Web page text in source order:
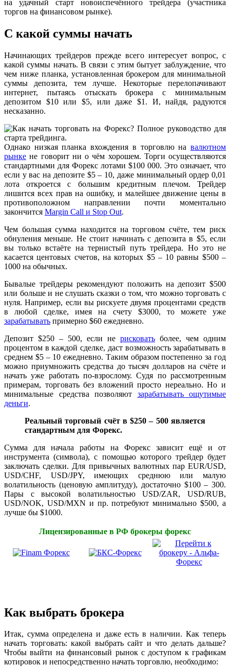
на удачный старт новоиспечённого трейдера (участника
торгов на финансовом рынке).
С какой суммы начать
Начинающих трейдеров прежде всего интересует вопрос, с
какой суммы начать. В связи с этим бытует заблуждение, что
чем ниже планка, установленная брокером для минимальной
суммы депозита, тем лучше. Некоторые перелопачивают
интернет, пытаясь отыскать брокера с минимальным
депозитом $10 или $5, или даже $1. И, найдя, радуются
несказанно.
Однако низкая планка вхождения в торговлю на валютном
рынке не говорит ни о чём хорошем. Торги осуществляются
стандартными для Форекс лотами $100 000. Это означает, что
если у вас на депозите $5 – 10, даже минимальный ордер 0,01
лота откроется с большим кредитным плечом. Трейдер
лишится всех прав на ошибку, и малейшее движение цены в
противоположном направлении почти моментально
закончится Margin Call и Stop Out.
Чем большая сумма находится на торговом счёте, тем риск
обнуления меньше. Не стоит начинать с депозита в $5, если
вы только встаёте на тернистый путь трейдера. Но это не
касается центовых счетов, на которых $5 – 10 равны $500 –
1000 на обычных.
Бывалые трейдеры рекомендуют положить на депозит $500
или больше и не слушать сказки о том, что можно торговать с
нуля. Например, если вы рискуете двумя процентами средств
в любой сделке, имея на счету $3000, то можете уже
зарабатывать примерно $60 ежедневно.
Депозит $250 – 500, если не рисковать более, чем одним
процентом в каждой сделке, даст возможность зарабатывать в
среднем $5 – 10 ежедневно. Таким образом постепенно за год
можно приумножить средства до тысяч долларов на счёте и
начать уже работать по-взрослому. Судя по рассмотренным
примерам, торговать без вложений просто нереально. Но и
минимальные средства позволяют зарабатывать ощутимые
деньги.
Реальный торговый счёт в $250 – 500 является
стандартным для Форекс.
Сумма для начала работы на Форекс зависит ещё и от
инструмента (символа), с помощью которого трейдер будет
заключать сделки. Для привычных валютных пар EUR/USD,
USD/CHF, USD/JPY, имеющих среднюю или малую
волатильность (ценовую амплитуду), достаточно $100 – 300.
Пары с высокой волатильностью USD/ZAR, USD/RUB,
USD/NOK, USD/MXN и пр. потребуют минимально $500, а
лучше бы $1000.
Лицензированные в РФ брокеры форекс
Как выбрать брокера
Итак, сумма определена и даже есть в наличии. Как теперь
начать торговать: какой выбрать сайт и что делать дальше?
Чтобы выйти на финансовый рынок с доступом к графикам
котировок и непосредственно начать торговлю, необходимо: